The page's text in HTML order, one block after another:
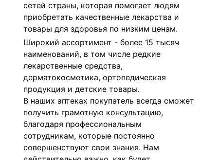
сетей страны, которая помогает людям
приобретать качественные лекарства и
товары для здоровья по низким ценам.
Широкий ассортимент - более 15 тысяч
наименований, в том числе редкие
лекарственные средства,
дерматокосметика, ортопедическая
продукция и детские товары.
В наших аптеках покупатель всегда сможет
получить грамотную консультацию,
благодаря профессиональным
сотрудникам, которые постоянно
совершенствуют свои знания. Нам